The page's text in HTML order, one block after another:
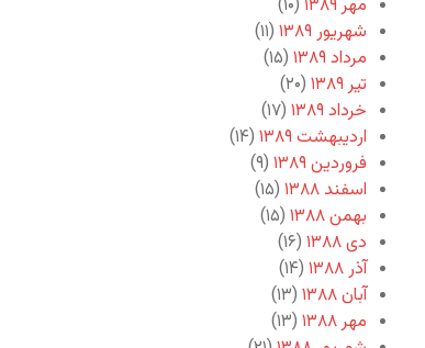
مهر ۱۳۸۹
(۱۰)
شهریور ۱۳۸۹
(۱۱)
مرداد ۱۳۸۹
(۱۵)
تیر ۱۳۸۹
(۲۰)
خرداد ۱۳۸۹
(۱۷)
اردیبهشت ۱۳۸۹
(۱۴)
فروردین ۱۳۸۹
(۹)
اسفند ۱۳۸۸
(۱۵)
بهمن ۱۳۸۸
(۱۵)
دی ۱۳۸۸
(۱۶)
آذر ۱۳۸۸
(۱۴)
آبان ۱۳۸۸
(۱۳)
مهر ۱۳۸۸
(۱۳)